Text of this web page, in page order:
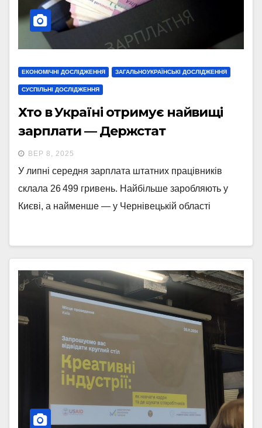
ЕКОНОМІЧНІ ДОСЛІДЖЕННЯ ЗАГАЛЬНОУКРАЇНСЬКІ ДОСЛІДЖЕННЯ
СУСПІЛЬНІ ДОСЛІДЖЕННЯ
Хто в Україні отримує найвищі
зарплати — Держстат
ВЕР 8, 2025
У липні середня зарплата штатних працівників
склала 26 499 гривень. Найбільше заробляють у
Києві, а найменше — у Чернівецькій області